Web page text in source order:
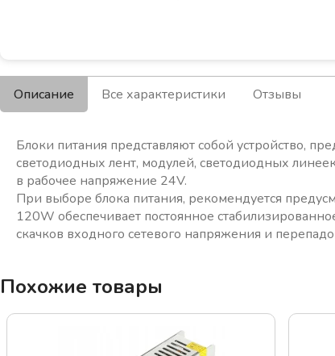
Описание Все характеристики Отзывы
Блоки питания представляют собой устройство,
светодиодных лент, модулей, светодиодных
в рабочее напряжение 24V.
При выборе блока питания, рекомендуется
120W обеспечивает постоянное
скачков входного сетевого напряжения и
Похожие товары